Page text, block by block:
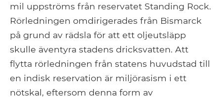
mil uppströms från reservatet Standing Rock.
Rörledningen omdirigerades från Bismarck
på grund av rädsla för att ett oljeutsläpp
skulle äventyra stadens dricksvatten. Att
flytta rörledningen från statens huvudstad till
en indisk reservation är miljörasism i ett
nötskal, eftersom denna form av